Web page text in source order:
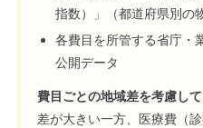
指数）」（都道府県別の
各費目を所管する省庁・
公開データ
費目ごとの地域差を考慮して
差が大きい一方、医療費（